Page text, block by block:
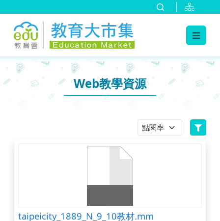
::: Web教學資源
taipeicity_1889_N_9_10教材.mm